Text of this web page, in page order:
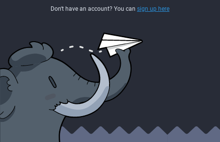
Don't have an account? You can sign up here